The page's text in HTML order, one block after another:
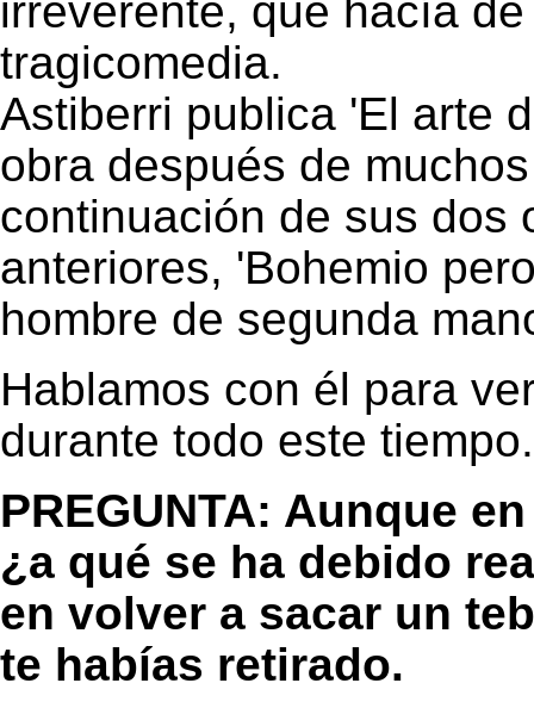
irreverente, que hacía
tragicomedia.
Astiberri publica 'El arte
obra después de
continuación de sus dos
anteriores, 'Bohemio
hombre de segunda
Hablamos con él para
durante todo este tiempo.
PREGUNTA: Aunque
¿a qué se ha debido
en volver a sacar un
te habías retirado.